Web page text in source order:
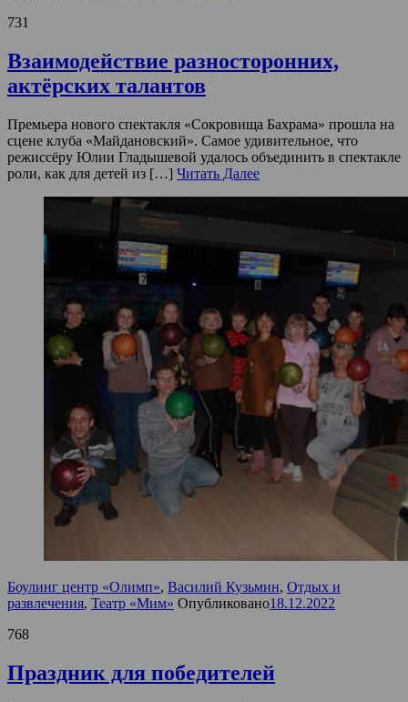
731
Взаимодействие разносторонних,
актёрских талантов
Премьера нового спектакля «Сокровища Бахрама» прошла на
сцене клуба «Майдановский». Самое удивительное, что
режиссёру Юлии Гладышевой удалось объединить в спектакле
роли, как для детей из […] Читать Далее
Боулинг центр «Олимп», Василий Кузьмин, Отдых и
развлечения, Театр «Мим» Опубликовано18.12.2022
768
Праздник для победителей